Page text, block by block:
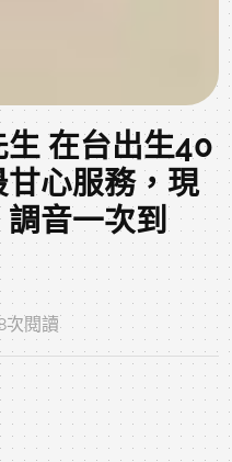
在台出生40
心服務，現
音一次到
次閱讀